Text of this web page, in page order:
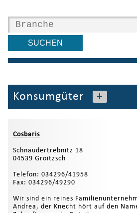
Konsumgüter +
Cosbaris
Schnaudertrebnitz 18
04539 Groitzsch
Telefon: 034296/41958
Fax: 034296/49290
Wir sind ein reines
Andrea, der Knecht hört auf den